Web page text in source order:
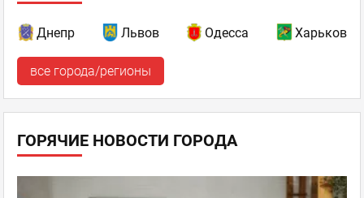
Днепр Львов Одесса Харьков
все города/регионы
ГОРЯЧИЕ НОВОСТИ ГОРОДА